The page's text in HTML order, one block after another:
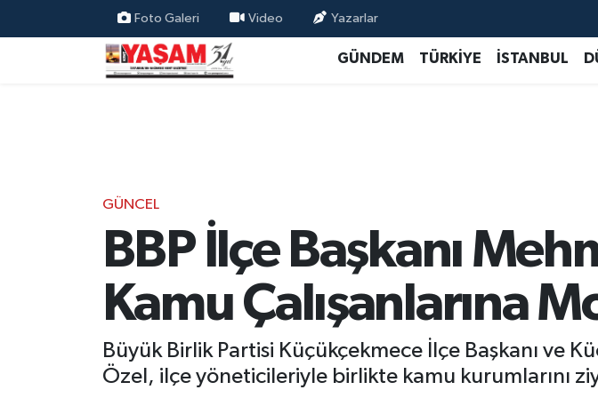
Foto Galeri Video Yazarlar
GÜNDEM TÜRKİYE İSTANBUL
GÜNCEL
BBP İlçe Başkanı
Kamu Çalışanlarına
Büyük Birlik Partisi Küçükçekmece İlçe Başkanı ve
Özel, ilçe yöneticileriyle birlikte kamu kurumlarını